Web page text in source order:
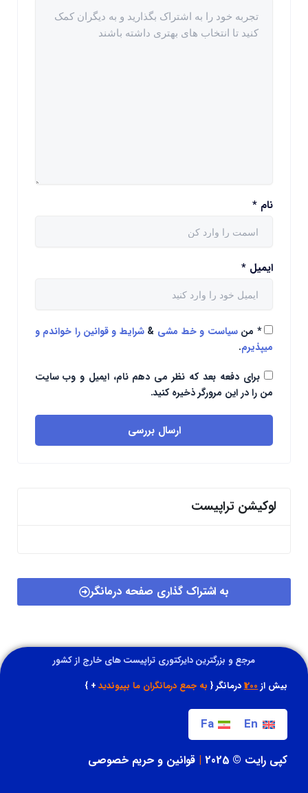
نام *
ایمیل *
* منسیاست و خط مشی &شرایط و قوانین را خواندم و
میپذیرم.
برای دفعه بعد که نظر می دهم نام، ایمیل و وب سایت
من را در این مرورگر ذخیره کنید.
ارسال بررسی
لوکیشن تراپیست
به اشتراک گذاری صفحه درمانگر
مرجع و بزرگترین دایرکتوری تراپیست های خارج از کشور
بیش از1200درمانگر { به جمع درمانگران ما بپیوندید+ }
En
Fa
کپی رایت © 2025 | قوانین و حریم خصوصی